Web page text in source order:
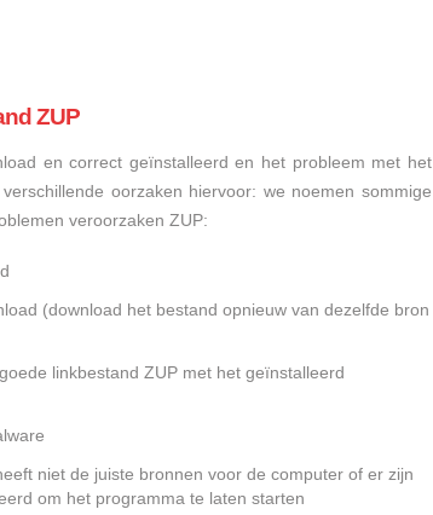
ZUP
en correct geïnstalleerd en het probleem met het
oorzaken hiervoor: we noemen sommige
veroorzaken ZUP:
(download het bestand opnieuw van dezelfde bron
linkbestand ZUP met het geïnstalleerd
niet de juiste bronnen voor de computer of er zijn
om het programma te laten starten